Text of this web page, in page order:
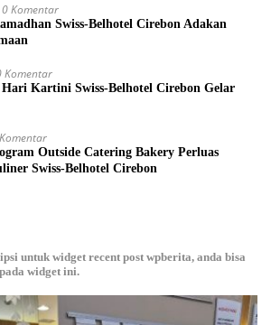
0 Komentar
Swiss-Belhotel Cirebon Adakan
Komentar
Kartini Swiss-Belhotel Cirebon Gelar
Outside Catering Bakery Perluas
Swiss-Belhotel Cirebon
untuk widget recent post wpberita, anda bisa
widget ini.